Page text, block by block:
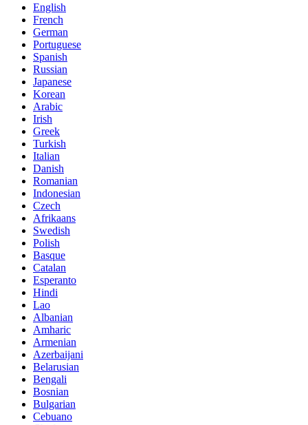
English
French
German
Portuguese
Spanish
Russian
Japanese
Korean
Arabic
Irish
Greek
Turkish
Italian
Danish
Romanian
Indonesian
Czech
Afrikaans
Swedish
Polish
Basque
Catalan
Esperanto
Hindi
Lao
Albanian
Amharic
Armenian
Azerbaijani
Belarusian
Bengali
Bosnian
Bulgarian
Cebuano